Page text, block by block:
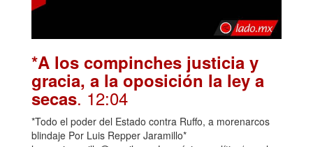
*A los compinches justicia y
gracia, a la oposición la ley a
secas. 12:04
*Todo el poder del Estado contra Ruffo, a morenarcos
blindaje Por Luis Repper Jaramillo*